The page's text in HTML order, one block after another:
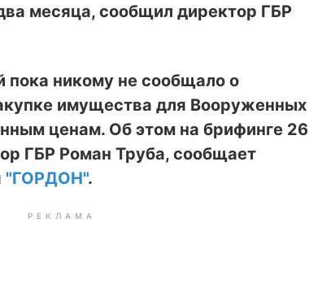
месяца, сообщил директор ГБР
пока никому не сообщало о
имущества для Вооруженных
ценам. Об этом на брифинге 26
ГБР Роман Труба, сообщает
"ГОРДОН".
РЕКЛАМА